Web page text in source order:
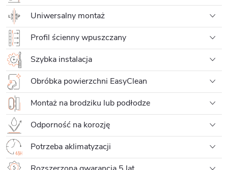
Uniwersalny montaż
Profil ścienny wpuszczany
Szybka instalacja
Obróbka powierzchni EasyClean
Montaż na brodziku lub podłodze
Odporność na korozję
Potrzeba aklimatyzacji